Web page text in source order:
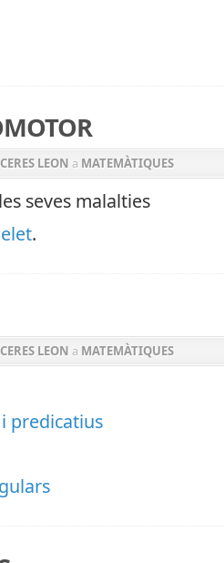
LEON a MATEMÀTIQUES
seves malalties
.
LEON a MATEMÀTIQUES
predicatius